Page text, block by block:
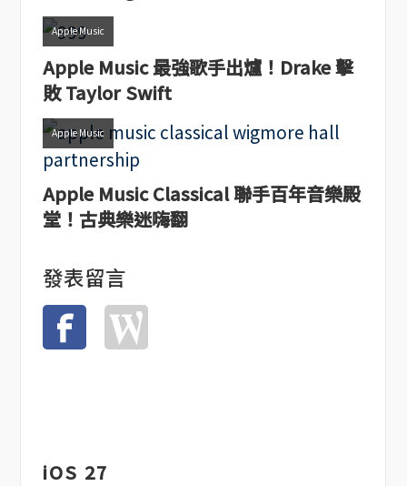
Apple Music
Apple Music 最強歌手出爐！Drake 擊
敗 Taylor Swift
Apple Music
Apple Music Classical 聯手百年音樂殿
堂！古典樂迷嗨翻
發表留言
iOS 27